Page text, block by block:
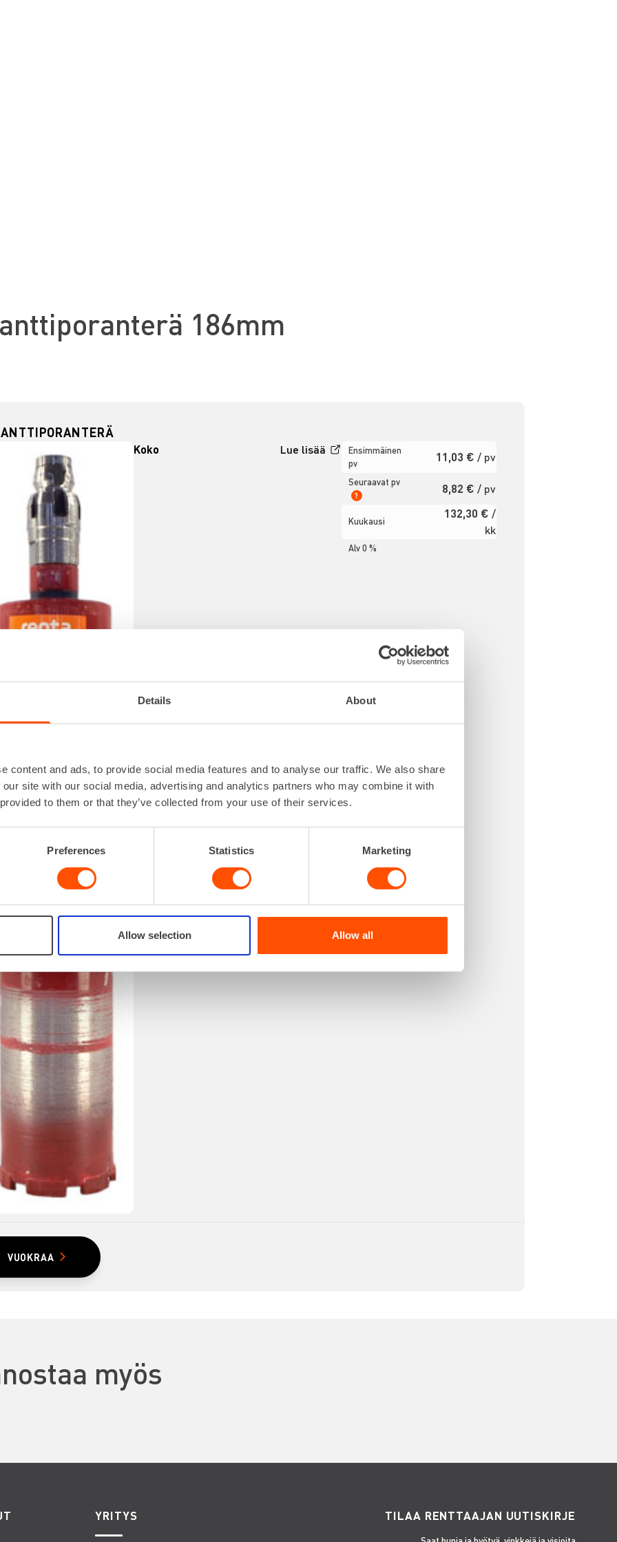
Details About
content and ads, to provide social media features and to analyse our traffic. We also share
site with our social media, advertising and analytics partners who may combine it with
to them or that they’ve collected from your use of their services.
Preferences Statistics Marketing
Allow selection Allow all
186mm
Koko Lue lisää
Ensimmäinen
pv
11,03 € / pv
Seuraavat pv
? 8,82 € / pv
Kuukausi
132,30 € /
kk
Alv 0 %
VUOKRAA
myös
YRITYS TILAA RENTTAAJAN UUTISKIRJE